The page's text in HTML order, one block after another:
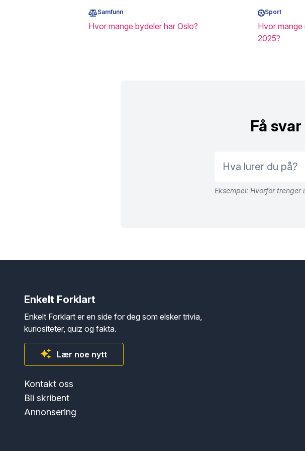
Samfunn
Hvor mange bydeler har Oslo?
Sport
Hvor mange
2025?
Få
Eksempel: Hvorfor trenger
Enkelt Forklart
Enkelt Forklart er en side for deg som elsker trivia,
kuriositeter, quiz og fakta.
Lær noe nytt
Kontakt oss
Bli skribent
Annonsering